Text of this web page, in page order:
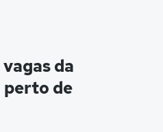
da
perto de